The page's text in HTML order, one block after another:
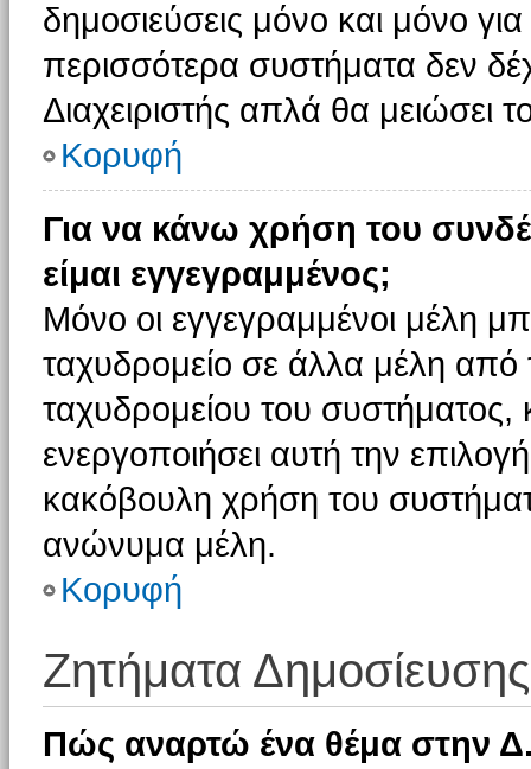
δημοσιεύσεις μόνο και μόνο
περισσότερα συστήματα δεν
Διαχειριστής απλά θα μειώσει
Κορυφή
Για να κάνω χρήση του
είμαι εγγεγραμμένος;
Μόνο οι εγγεγραμμένοι μέλη
ταχυδρομείο σε άλλα μέλη
ταχυδρομείου του συστήματος,
ενεργοποιήσει αυτή την
κακόβουλη χρήση του
ανώνυμα μέλη.
Κορυφή
Ζητήματα Δημοσίευσης
Πώς αναρτώ ένα θέμα στην